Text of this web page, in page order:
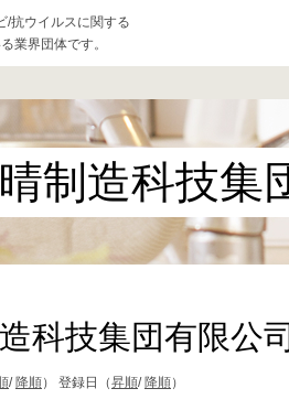
/抗ウイルスに関する
業界団体です。
晴制造科技
科技集団有限公
/ 降順） 登録日（昇順/ 降順）